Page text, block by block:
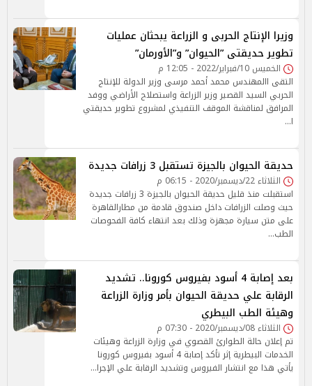
وزيرا الإنتاج الحربى و الزراعة يبحثان عمليات
تطوير حديقتى ”الحيوان” و”الأورمان”
الخميس 10/فبراير/2022 - 12:05 م
التقى االمهندس محمد أحمد مرسى وزير الدولة للإنتاج
الحربي السيد القصير وزير الزراعة واستصلاح الأراضي ووفد
المرافق لمناقشة الموقف التنفيذي لمشروع تطوير حديقتي
ا…
حديقة الحيوان بالجيزة تستقبل 3 زرافات جديدة
الثلاثاء 22/ديسمبر/2020 - 06:15 م
استقبلت منذ قليل حديقة الحيوان بالجيزة 3 زرافات جديدة
حيث وصلت الزرافات داخل صندوق قادمة من مطارالقاهرة
على متن سيارة مجهزة وذلك بعد انتهاء كافة الفحوصات
الطب…
بعد إصابة 4 أسود بفيروس كورونا.. تشديد
الرقابة علي حديقة الحيوان بأمر وزارة الزراعة
وهيئة الطب البيطري
الثلاثاء 08/ديسمبر/2020 - 07:30 م
تم إعلان حالة الطوارئ القصوي في وزارة الزراعة وهيئات
الخدمات البيطرية إثر تأكد إصابة 4 أسود بفيروس كورونا
يأتي هذا مع انتشار الفيروس وتشديد الرقابة علي الإجرا…